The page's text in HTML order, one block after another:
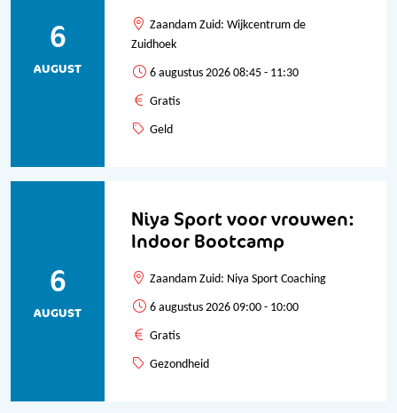
6
AUGUST
Zaandam Zuid: Wijkcentrum de
Zuidhoek
6 augustus 2026 08:45 - 11:30
Gratis
Geld
Niya Sport voor vrouwen:
Indoor Bootcamp
6
AUGUST
Zaandam Zuid: Niya Sport Coaching
6 augustus 2026 09:00 - 10:00
Gratis
Gezondheid